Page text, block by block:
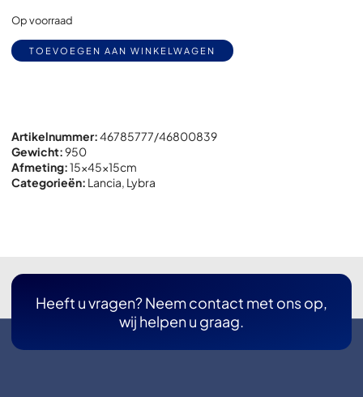
Op voorraad
TOEVOEGEN AAN WINKELWAGEN
Artikelnummer:46785777/46800839
Gewicht:950
Afmeting:15x45x15cm
Categorieën: Lancia, Lybra
Heeft u vragen? Neem contact met ons op,
wij helpen u graag.